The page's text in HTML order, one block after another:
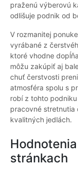
praženú výberovú
odlišuje podnik od
V rozmanitej
vyrábané z
ktoré vhodne
môžu zakúpiť aj
chuť čerstvosti
atmosféra spolu s
robí z tohto
pracovné stretnutia
kvalitných jedlách.
stránkach